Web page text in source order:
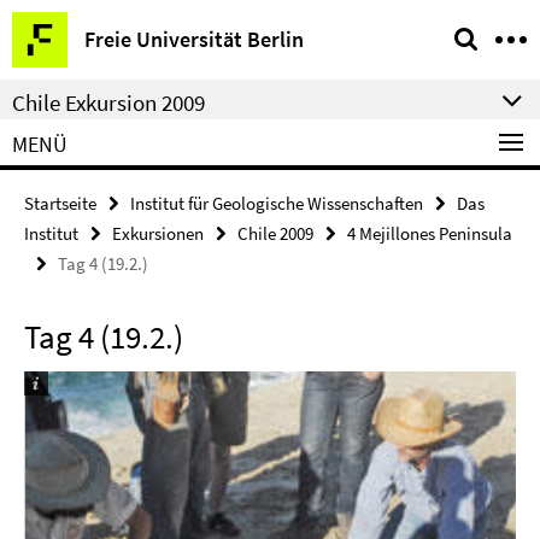
Springe
direkt
zu
Inhalt
Freie Universität Berlin
Service-
Navigation
Chile Exkursion 2009
MENÜ
Startseite Institut für Geologische Wissenschaften
Das
Institut
Exkursionen Chile 2009
4 Mejillones Peninsula
Tag 4 (19.2.)
Tag 4 (19.2.)